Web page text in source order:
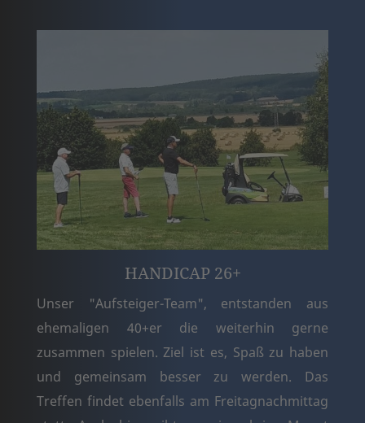
HANDICAP 26+
Unser "Aufsteiger-Team", entstanden aus
ehemaligen 40+er die weiterhin gerne
zusammen spielen. Ziel ist es, Spaß zu haben
und gemeinsam besser zu werden. Das
Treffen findet ebenfalls am Freitagnachmittag